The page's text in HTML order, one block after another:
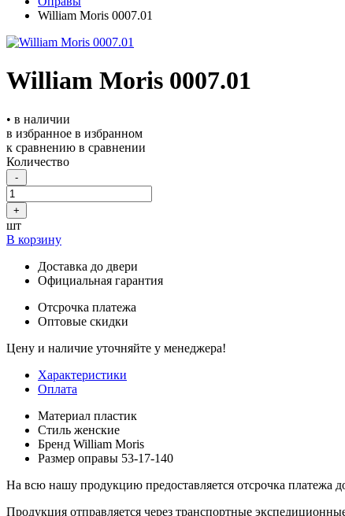
William Moris 0007.01
William Moris 0007.01
• в наличии
в избранное в избранном
к сравнению в сравнении
Количество
-
+
шт
В корзину
Доставка до двери
Официальная гарантия
Отсрочка платежа
Оптовые скидки
Цену и наличие уточняйте у менеджера!
Характеристики
Оплата
Материал пластик
Стиль женские
Бренд William Moris
Размер оправы 53-17-140
На всю нашу продукцию предоставляется отсрочка платежа
Продукция отправляется через транспортные